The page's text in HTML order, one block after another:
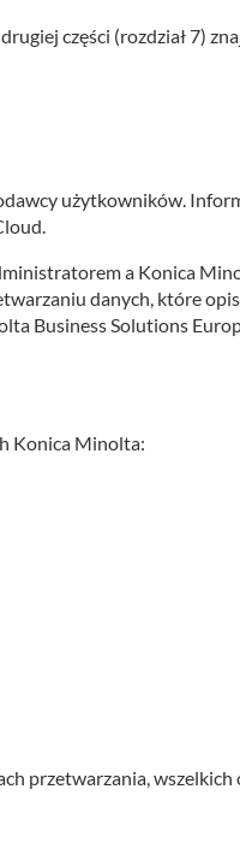
części (rozdział 7)
użytkowników.
a Konica
danych, które
Business Solutions
Konica Minolta:
przetwarzania,